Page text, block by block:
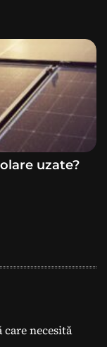
uzate?
necesită